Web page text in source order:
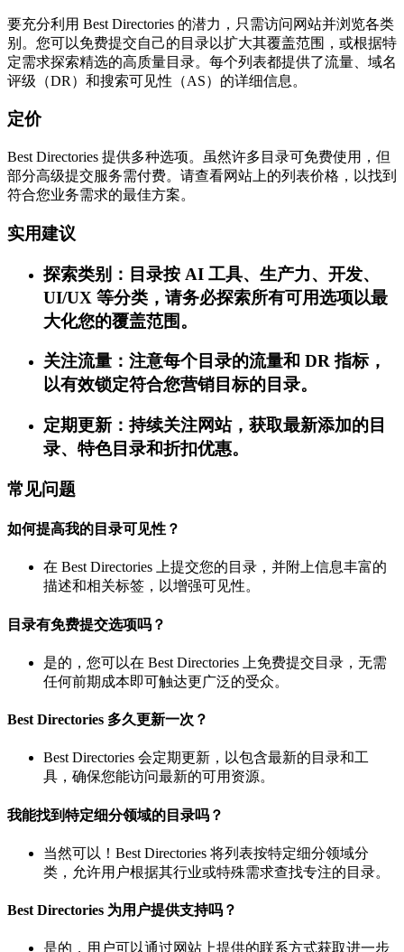
要充分利用 Best Directories 的潜力，只需访问网站并浏览各类
别。您可以免费提交自己的目录以扩大其覆盖范围，或根据特
定需求探索精选的高质量目录。每个列表都提供了流量、域名
评级（DR）和搜索可见性（AS）的详细信息。
定价
Best Directories 提供多种选项。虽然许多目录可免费使用，但
部分高级提交服务需付费。请查看网站上的列表价格，以找到
符合您业务需求的最佳方案。
实用建议
探索类别：目录按 AI 工具、生产力、开发、
UI/UX 等分类，请务必探索所有可用选项以最
大化您的覆盖范围。
关注流量：注意每个目录的流量和 DR 指标，
以有效锁定符合您营销目标的目录。
定期更新：持续关注网站，获取最新添加的目
录、特色目录和折扣优惠。
常见问题
如何提高我的目录可见性？
在 Best Directories 上提交您的目录，并附上信息丰富的
描述和相关标签，以增强可见性。
目录有免费提交选项吗？
是的，您可以在 Best Directories 上免费提交目录，无需
任何前期成本即可触达更广泛的受众。
Best Directories 多久更新一次？
Best Directories 会定期更新，以包含最新的目录和工
具，确保您能访问最新的可用资源。
我能找到特定细分领域的目录吗？
当然可以！Best Directories 将列表按特定细分领域分
类，允许用户根据其行业或特殊需求查找专注的目录。
Best Directories 为用户提供支持吗？
是的，用户可以通过网站上提供的联系方式获取进一步